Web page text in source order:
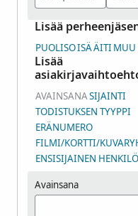
Lisää
PUOLISOISÄÄITI MUU
Lisää
AVAINSANASIJAINTI
TODISTUKSEN TYYPPI
ERÄNUMERO
FILMI/KORTTI/
ENSISIJAINEN HENKILÖ
Avainsana